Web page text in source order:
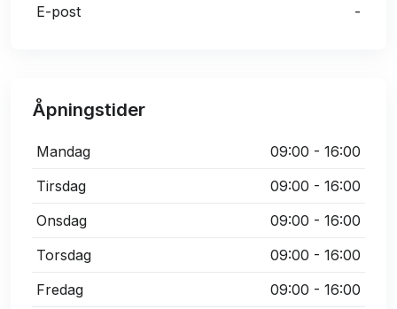
E-post -
Åpningstider
Mandag
09:00 - 16:00
Tirsdag
09:00 - 16:00
Onsdag
09:00 - 16:00
Torsdag
09:00 - 16:00
Fredag
09:00 - 16:00